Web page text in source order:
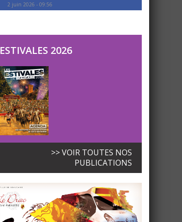
2 juin 2026 - 09:56
ESTIVALES 2026
>> VOIR TOUTES NOS
PUBLICATIONS